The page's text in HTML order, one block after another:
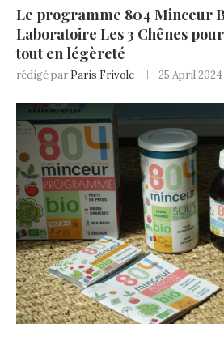
Le programme 804 Minceur
Laboratoire Les 3 Chênes
tout en légèreté
rédigé par Paris Frivole 25 April 2024